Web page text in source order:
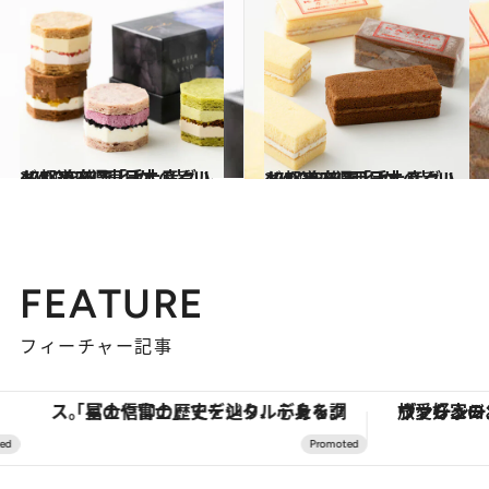
2024.12.27
47都道府県「手土産グルメ」2025 “東日本の旨いもの”を総まとめ
グルメ 2024.12.27
47都道府県「手土産グルメ」2025 “西日本の旨いもの”を総まとめ
グルメ
FEATURE
フィーチャー記事
「星のや富士」でデジタルデトックス。冨士信仰の歴史を辿り、心身を調える。 ヴァシュロン・コンスタンタ